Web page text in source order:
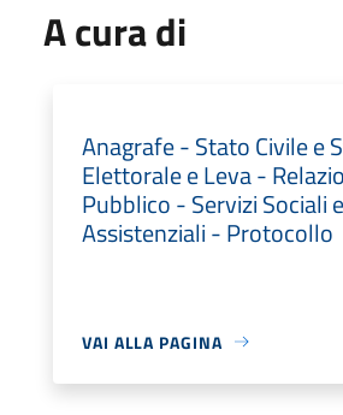
A cura di
Anagrafe - Stato Civile e
Elettorale e Leva -
Pubblico - Servizi Sociali e
Assistenziali - Protocollo
VAI ALLA PAGINA